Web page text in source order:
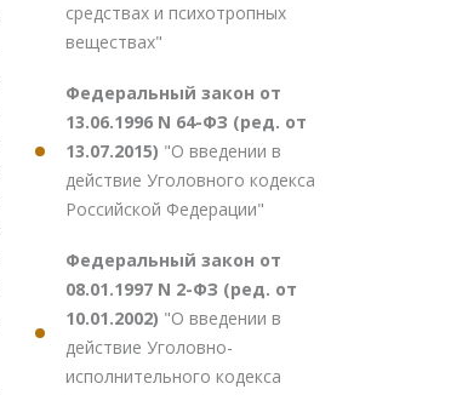
средствах и психотропных
веществах"
Федеральный закон от
13.06.1996 N 64-ФЗ (ред. от
13.07.2015) "О введении в
действие Уголовного кодекса
Российской Федерации"
Федеральный закон от
08.01.1997 N 2-ФЗ (ред. от
10.01.2002) "О введении в
действие Уголовно-
исполнительного кодекса